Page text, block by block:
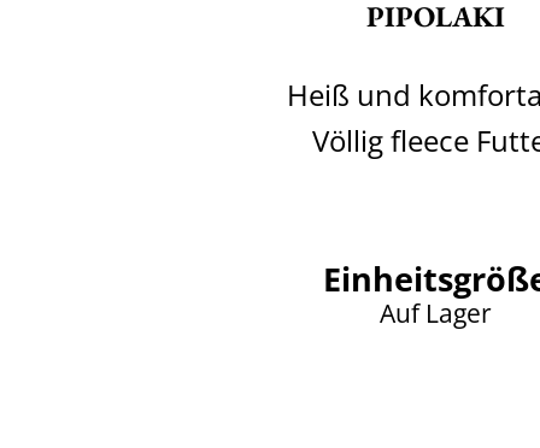
PIPOLAKI
Heiß und
Völlig fleece
Auf Lager